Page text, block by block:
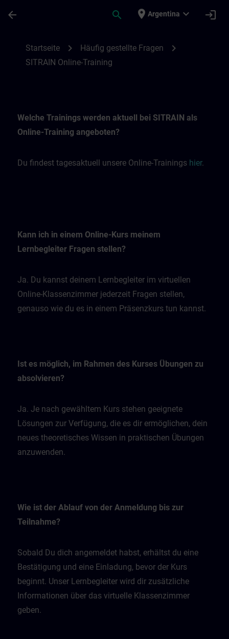
arrow_back search place Argentina expand_more login
Startseite chevron_right Häufig gestellte Fragen chevron_right
SITRAIN Online-Training
Welche Trainings werden aktuell bei SITRAIN als
Online-Training angeboten?
Du findest tagesaktuell unsere Online-Trainings hier.
Kann ich in einem Online-Kurs meinem
Lernbegleiter Fragen stellen?
Ja. Du kannst deinem Lernbegleiter im virtuellen
Online-Klassenzimmer jederzeit Fragen stellen,
genauso wie du es in einem Präsenzkurs tun kannst.
Ist es möglich, im Rahmen des Kurses Übungen zu
absolvieren?
Ja. Je nach gewähltem Kurs stehen geeignete
Lösungen zur Verfügung, die es dir ermöglichen, dein
neues theoretisches Wissen in praktischen Übungen
anzuwenden.
Wie ist der Ablauf von der Anmeldung bis zur
Teilnahme?
Sobald Du dich angemeldet habst, erhältst du eine
Bestätigung und eine Einladung, bevor der Kurs
beginnt. Unser Lernbegleiter wird dir zusätzliche
Informationen über das virtuelle Klassenzimmer
geben.